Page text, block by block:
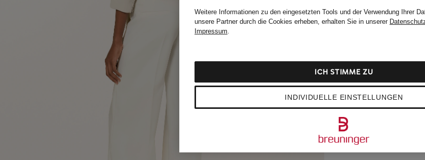
Weitere Informationen zu den eingesetzten Tools und der Verwendung Ihrer
unsere Partner durch die Cookies erheben, erhalten Sie in unserer
Impressum.
INDIVIDUELLE EINSTELLUNGEN
ICH STIMME ZU